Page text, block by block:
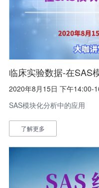
临床实验数据-在SAS
2020年8月15日 下午14:00-
SAS模块化分析中的应用
了解更多